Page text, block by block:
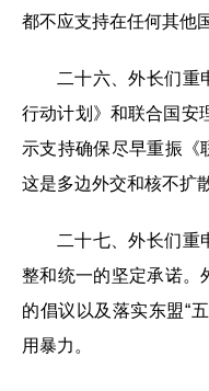
都不应支持在任何其他
二十六、外长们重
行动计划》和联合国安
示支持确保尽早重振《
这是多边外交和核不扩
二十七、外长们重
整和统一的坚定承诺。
的倡议以及落实东盟“
用暴力。